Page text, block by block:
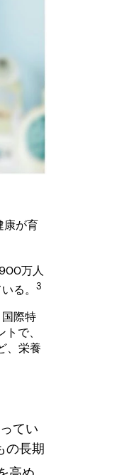
康が育
万人
る。
3
際特
で、
、栄養
てい
の長期